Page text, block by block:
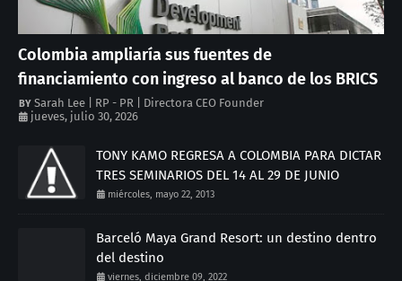
Colombia ampliaría sus fuentes de
financiamiento con ingreso al banco de los BRICS
Sarah Lee | RP - PR | Directora CEO Founder
jueves, julio 30, 2026
TONY KAMO REGRESA A COLOMBIA PARA DICTAR
TRES SEMINARIOS DEL 14 AL 29 DE JUNIO
miércoles, mayo 22, 2013
Barceló Maya Grand Resort: un destino dentro
del destino
viernes, diciembre 09, 2022